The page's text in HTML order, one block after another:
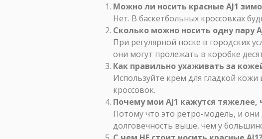
Можно ли носить красные AJ1
Нет. В баскетбольных кроссовках
Сколько можно носить одну пару
При регулярной носке в городских
они могут пролежать в коробке
Как правильно ухаживать за
Используйте крем для гладкой
кроссовок.
Почему мои AJ1 кажутся тяжелее,
Потому что это ретро-модель, и
долговечность выше, чем у